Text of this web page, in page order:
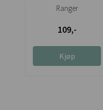
Ranger
109,-
Kjøp